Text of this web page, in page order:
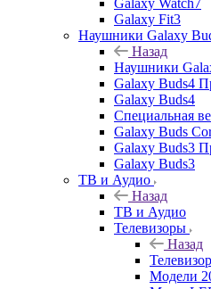
Galaxy Watch7
Galaxy Fit3
Наушники Galaxy
Назад
Наушники
Galaxy Buds4
Galaxy Buds4
Специальная
Galaxy Buds
Galaxy Buds3
Galaxy Buds3
ТВ и Аудио
Назад
ТВ и Аудио
Телевизоры
Назад
Модели